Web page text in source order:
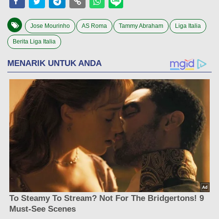
Jose Mourinho AS Roma Tammy Abraham Liga Italia
Berita Liga Italia